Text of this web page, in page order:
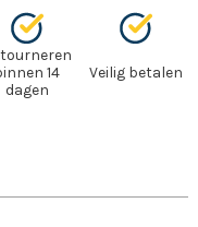
14
dagen
Veilig betalen